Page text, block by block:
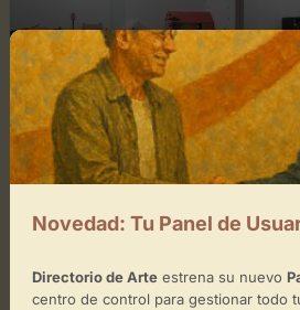
Museo de Figuras FiJAS
Novedad: Tu Panel de
Directorio de Arteestrena su nuevo
centro de control para gestionar todo